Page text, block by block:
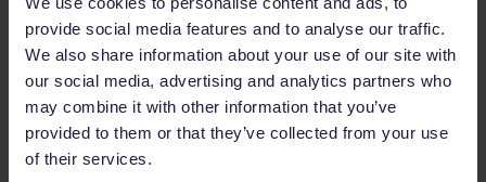
provide social media features and to analyse our traffic.
We also share information about your use of our site with
our social media, advertising and analytics partners who
may combine it with other information that you’ve
provided to them or that they’ve collected from your use
of their services.
einsatzbereit sind. Channable ist dazu da,
Zeit zu sparen. Channable kann die
Lösung für genau den Zeitmangel sein,
den Sie als Manager nennen. Das Tool
automatisiert zeitaufwändige Aufgaben
und macht sie um viele Male effizienter.